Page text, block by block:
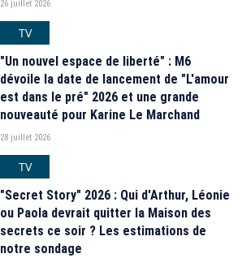
26 juillet 2026
TV
"Un nouvel espace de liberté" : M6
dévoile la date de lancement de "L'amour
est dans le pré" 2026 et une grande
nouveauté pour Karine Le Marchand
28 juillet 2026
TV
"Secret Story" 2026 : Qui d'Arthur, Léonie
ou Paola devrait quitter la Maison des
secrets ce soir ? Les estimations de
notre sondage